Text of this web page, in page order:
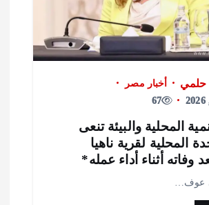
مصر
67
والبيئة تنعى
لقرية ناهيا
أداء عمله*